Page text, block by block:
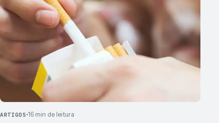
ARTIGOS 16 min de leitura